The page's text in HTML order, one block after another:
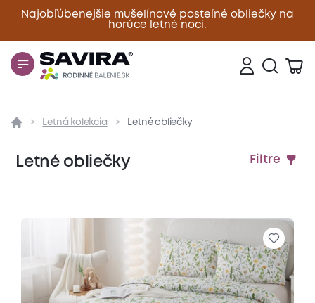
Najobľúbenejšie mušelínové posteľné obliečky na
horúce letné noci.
Zavrieť
Letná kolekcia Letné obliečky
Letné obliečky Filtre